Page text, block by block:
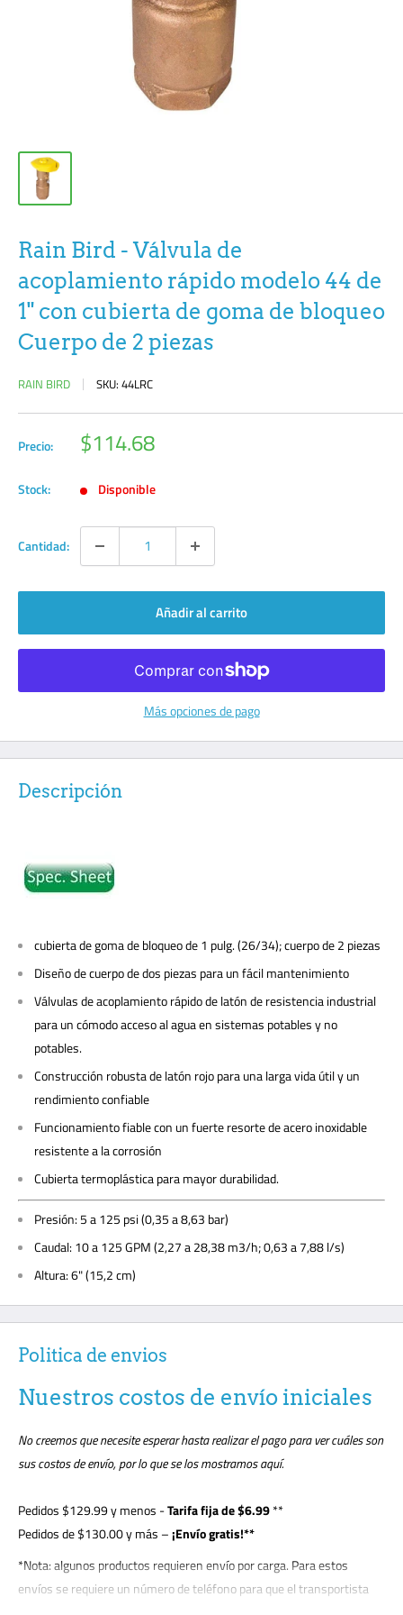
Rain Bird - Válvula de
acoplamiento rápido modelo 44 de
1" con cubierta de goma de bloqueo
Cuerpo de 2 piezas
RAIN BIRD SKU: 44LRC
Precio: Precio
de
venta
$114.68
Stock: Disponible
Cantidad:
Añadir al carrito
Más opciones de pago
Descripción
cubierta de goma de bloqueo de 1 pulg. (26/34); cuerpo de 2 piezas
Diseño de cuerpo de dos piezas para un fácil mantenimiento
Válvulas de acoplamiento rápido de latón de resistencia industrial
para un cómodo acceso al agua en sistemas potables y no
potables.
Construcción robusta de latón rojo para una larga vida útil y un
rendimiento confiable
Funcionamiento fiable con un fuerte resorte de acero inoxidable
resistente a la corrosión
Cubierta termoplástica para mayor durabilidad.
Presión: 5 a 125 psi (0,35 a 8,63 bar)
Caudal: 10 a 125 GPM (2,27 a 28,38 m3/h; 0,63 a 7,88 l/s)
Altura: 6" (15,2 cm)
Politica de envios
Nuestros costos de envío iniciales
No creemos que necesite esperar hasta realizar el pago para ver cuáles son
sus costos de envío, por lo que se los mostramos aquí.
Pedidos $129.99y menos -Tarifa fija de $6.99**
Pedidos de $130.00 y más –¡Envío gratis!**
*Nota: algunos productos requieren envío por carga. Para estos
envíos se requiere un número de teléfono para que el transportista